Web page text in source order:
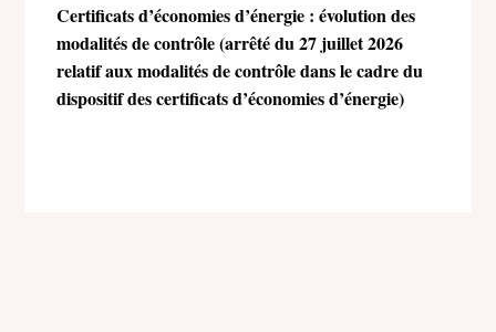
Certificats d’économies d’énergie : évolution des
modalités de contrôle (arrêté du 27 juillet 2026
relatif aux modalités de contrôle dans le cadre du
dispositif des certificats d’économies d’énergie)